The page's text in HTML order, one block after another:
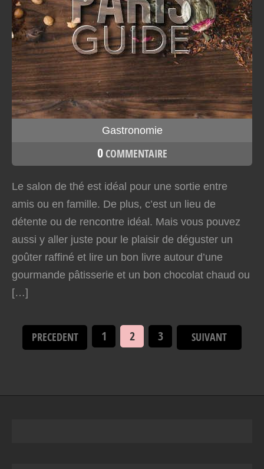
Gastronomie
0COMMENTAIRE
Le salon de thé est idéal pour une sortie entre
amis ou en famille. De plus, c’est un lieu de
détente ou de rencontre idéal. Mais vous pouvez
aussi y aller juste pour le plaisir de déguster un
goûter raffiné et lire un bon livre autour d’une
gourmande pâtisserie et un bon chocolat chaud ou
[…]
PRECEDENT 1 2 3 SUIVANT